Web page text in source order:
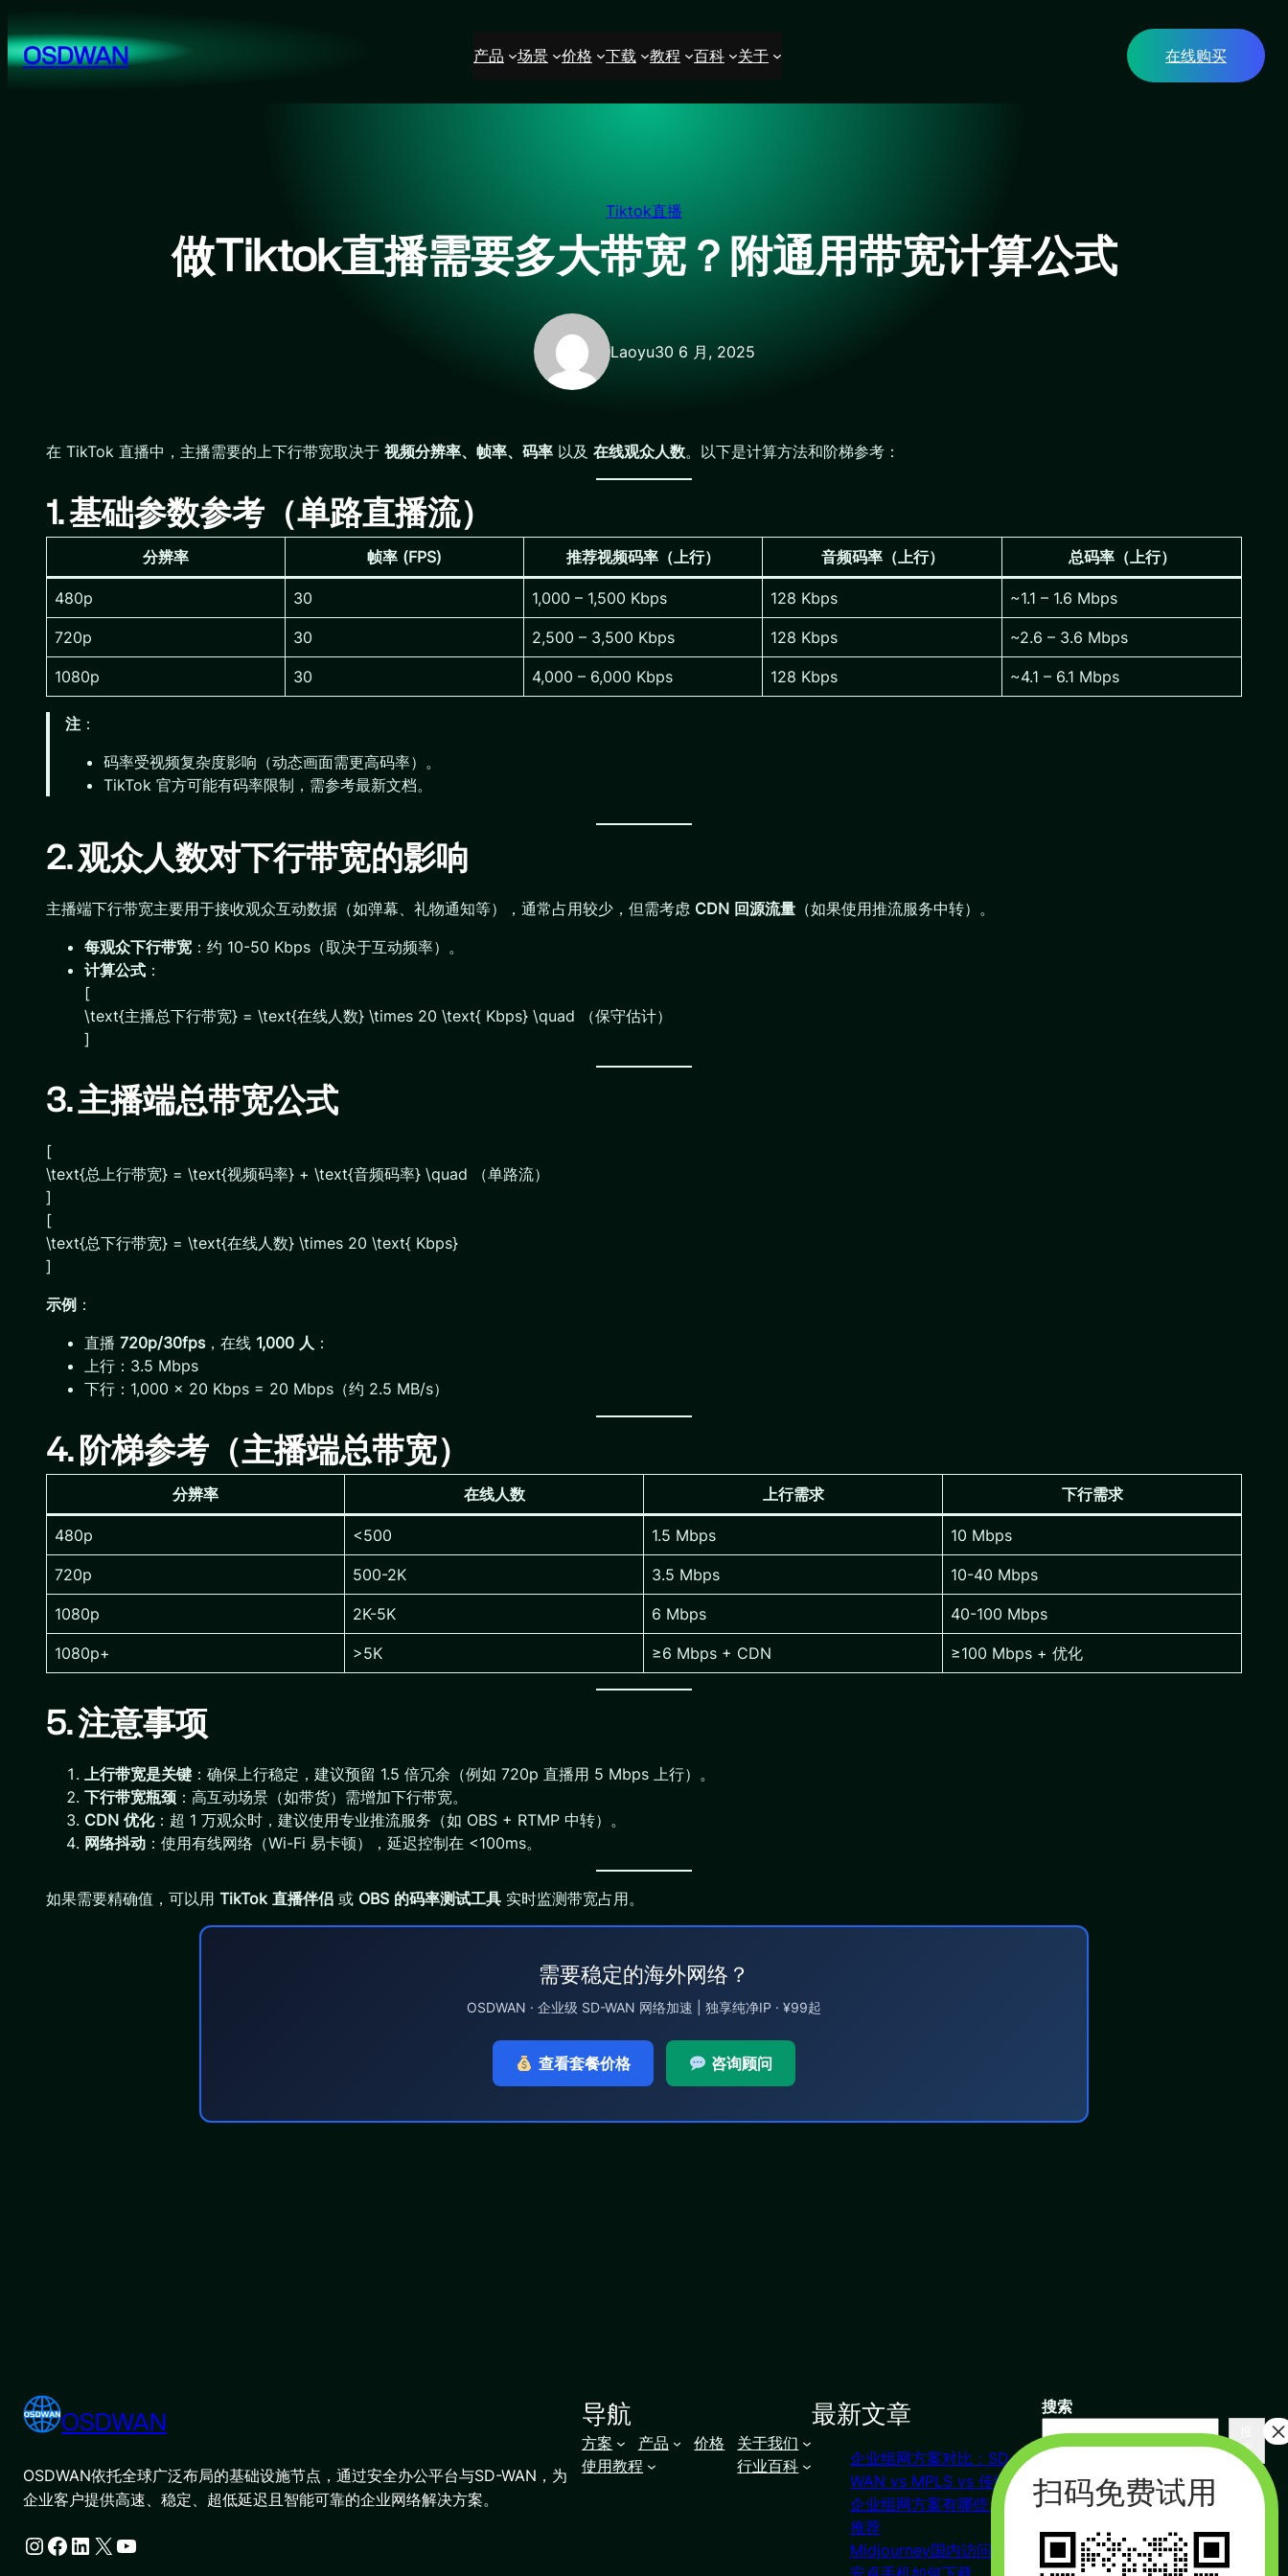
至
内OSDWAN 产品 场景 价格 下载 教程 百科 关于 在线购买
Tiktok直播
做Tiktok直播需要多大带宽？附通用带宽计算公式
Laoyu30 6 月, 2025
在 TikTok 直播中，主播需要的上下行带宽取决于 视频分辨率、帧率、码率 以及 在线观众人数。以下是计算方法和阶梯参考：
1. 基础参数参考（单路直播流）
分辨率 帧率 (FPS) 推荐视频码率（上行） 音频码率（上行） 总码率（上行）
480p 30 1,000 – 1,500 Kbps 128 Kbps ~1.1 – 1.6 Mbps
720p 30 2,500 – 3,500 Kbps 128 Kbps ~2.6 – 3.6 Mbps
1080p 30 4,000 – 6,000 Kbps 128 Kbps ~4.1 – 6.1 Mbps
注 ：
码率受视频复杂度影响（动态画面需更高码率）。
TikTok 官方可能有码率限制，需参考最新文档。
2. 观众人数对下行带宽的影响
主播端下行带宽主要用于接收观众互动数据（如弹幕、礼物通知等），通常占用较少，但需考虑 CDN 回源流量 （如果使用推流服务中转）。
每观众下行带宽 ：约 10-50 Kbps（取决于互动频率）。
计算公式 ：
[
\text{主播总下行带宽} = \text{在线人数} \times 20 \text{ Kbps} \quad （保守估计）
]
3. 主播端总带宽公式
[
\text{总上行带宽} = \text{视频码率} + \text{音频码率} \quad （单路流）
]
[
\text{总下行带宽} = \text{在线人数} \times 20 \text{ Kbps}
]
示例 ：
直播 720p/30fps，在线 1,000 人 ：
上行：3.5 Mbps
下行：1,000 × 20 Kbps = 20 Mbps（约 2.5 MB/s）
4. 阶梯参考（主播端总带宽）
分辨率 在线人数 上行需求 下行需求
480p <500 1.5 Mbps 10 Mbps
720p 500-2K 3.5 Mbps 10-40 Mbps
1080p 2K-5K 6 Mbps 40-100 Mbps
1080p+ >5K ≥6 Mbps + CDN ≥100 Mbps + 优化
5. 注意事项
上行带宽是关键 ：确保上行稳定，建议预留 1.5 倍冗余（例如 720p 直播用 5 Mbps 上行）。
下行带宽瓶颈 ：高互动场景（如带货）需增加下行带宽。
CDN 优化：超 1 万观众时，建议使用专业推流服务（如 OBS + RTMP 中转）。
网络抖动 ：使用有线网络（Wi-Fi 易卡顿），延迟控制在 <100ms。
如果需要精确值，可以用 TikTok 直播伴侣 或 OBS 的码率测试工具 实时监测带宽占用。
需要稳定的海外网络？
OSDWAN · 企业级 SD-WAN 网络加速 | 独享纯净IP · ¥99起
查看套餐价格 咨询顾问
OSDWAN
OSDWAN依托全球广泛布局的基础设施节点，通过安全办公平台与SD-WAN，为
企业客户提供高速、稳定、超低延迟且智能可靠的企业网络解决方案。
Instagram Facebook LinkedIn X YouTube
导航
方案 产品 价格
关于我们
使用教程
行业百科
最新文章
企业组网方案对比：SD-
WAN vs MPLS vs 传统VPN
企业组网方案有哪些？对比
推荐
Midjourney国内访问教程
搜索
索
联系我们
杭州（总部） 北京 长沙
广州